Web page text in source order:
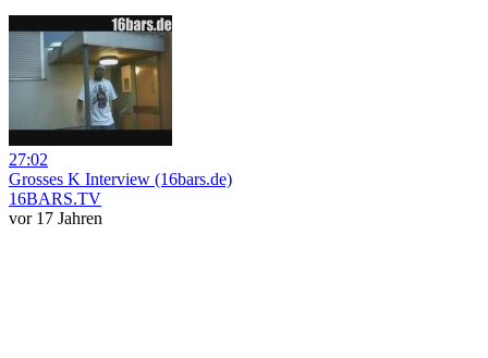
27:02
Grosses K Interview (16bars.de)
16BARS.TV
vor 17 Jahren